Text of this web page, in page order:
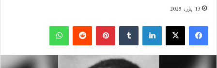
13 يناير، 2025
ي
X
ي
T
ي
R
ا